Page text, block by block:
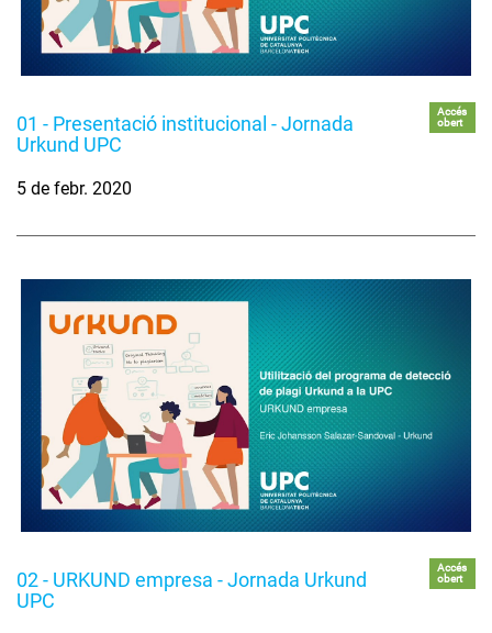
01 - Presentació institucional - Jornada
Urkund UPC
Accés
obert
5 de febr. 2020
02 - URKUND empresa - Jornada Urkund
UPC
Accés
obert